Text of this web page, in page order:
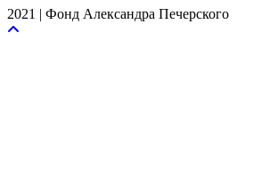
2021 | Фонд Александра Печерского